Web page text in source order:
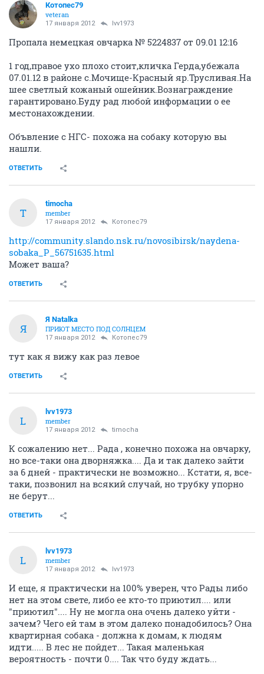
Котопес79
veteran
17 января 2012 lvv1973
Пропала немецкая овчарка № 5224837 от 09.01 12:16
1 год,правое ухо плохо стоит,кличка Герда,убежала
07.01.12 в районе с.Мочище-Красный яр.Трусливая.На
шее светлый кожаный ошейник.Вознаграждение
гарантировано.Буду рад любой информации о ее
местонахождении.
Объвление с НГС- похожа на собаку которую вы
нашли.
ОТВЕТИТЬ
T
timocha
member
17 января 2012 Котопес79
http://community.slando.nsk.ru/novosibirsk/naydena-
sobaka_P_56751635.html
Может ваша?
ОТВЕТИТЬ
Я
Я Natalka
ПРИЮТ МЕСТО ПОД СОЛНЦЕМ
17 января 2012 Котопес79
тут как я вижу как раз левое
ОТВЕТИТЬ
L
lvv1973
member
17 января 2012 timocha
К сожалению нет... Рада , конечно похожа на овчарку,
но все-таки она дворняжка.... Да и так далеко зайти
за 6 дней - практически не возможно... Кстати, я, все-
таки, позвонил на всякий случай, но трубку упорно
не берут...
ОТВЕТИТЬ
L
lvv1973
member
17 января 2012 lvv1973
И еще, я практически на 100% уверен, что Рады либо
нет на этом свете, либо ее кто-то приютил.... или
"приютил".... Ну не могла она очень далеко уйти -
зачем? Чего ей там в этом далеко понадобилось? Она
квартирная собака - должна к домам, к людям
идти..... В лес не пойдет... Такая маленькая
вероятность - почти 0.... Так что буду ждать...